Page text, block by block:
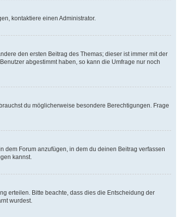
kontaktiere einen Administrator.
den ersten Beitrag des Themas; dieser ist immer mit der
abgestimmt haben, so kann die Umfrage nur noch
du möglicherweise besondere Berechtigungen. Frage
Forum anzufügen, in dem du deinen Beitrag verfassen
kannst.
erteilen. Bitte beachte, dass dies die Entscheidung der
wurdest.